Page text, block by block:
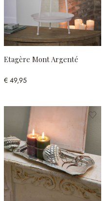
Etagère Mont Argenté
€ 49,95